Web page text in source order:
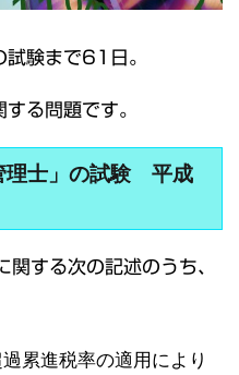
試験まで61日。
る問題です。
理士」の試験 平成
する次の記述のうち、
累進税率の適用により